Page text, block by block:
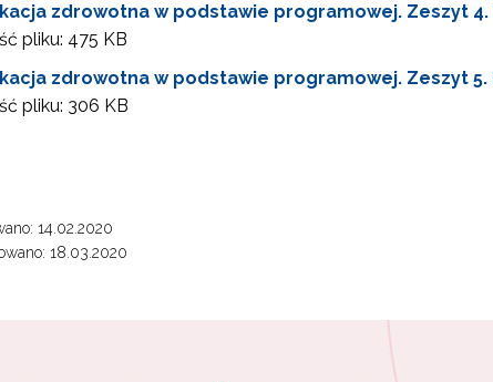
do pobrania"
zdrowotna w podstawie programowej. Zeszyt 4.
pliku: 475 KB
zdrowotna w podstawie programowej. Zeszyt 5.
pliku: 306 KB
14.02.2020
18.03.2020
e-mail: